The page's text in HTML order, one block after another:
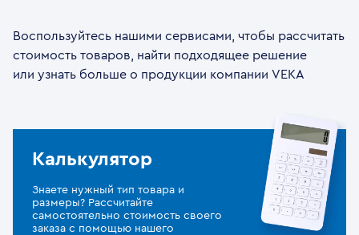
Воспользуйтесь нашими сервисами, чтобы рассчитать
стоимость товаров, найти подходящее решение
или узнать больше о продукции компании VEKA
Калькулятор
Знаете нужный тип товара и
размеры? Рассчитайте
самостоятельно стоимость своего
заказа с помощью нашего